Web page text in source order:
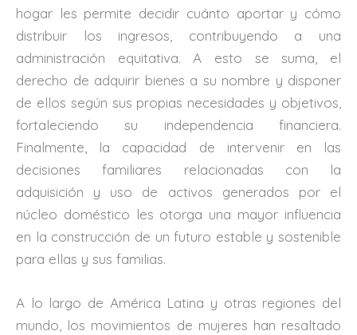
hogar les permite decidir cuánto aportar y cómo
distribuir los ingresos, contribuyendo a una
administración equitativa. A esto se suma, el
derecho de adquirir bienes a su nombre y disponer
de ellos según sus propias necesidades y objetivos,
fortaleciendo su independencia financiera.
Finalmente, la capacidad de intervenir en las
decisiones familiares relacionadas con la
adquisición y uso de activos generados por el
núcleo doméstico les otorga una mayor influencia
en la construcción de un futuro estable y sostenible
para ellas y sus familias.
A lo largo de América Latina y otras regiones del
mundo, los movimientos de mujeres han resaltado